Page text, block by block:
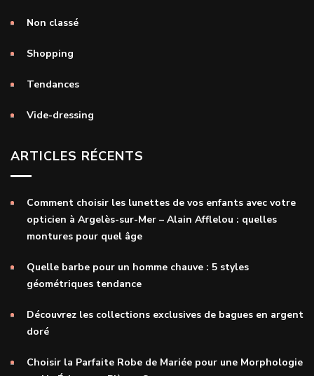
Non classé
Shopping
Tendances
Vide-dressing
ARTICLES RÉCENTS
Comment choisir les lunettes de vos enfants avec votre
opticien à Argelès-sur-Mer – Alain Afflelou : quelles
montures pour quel âge
Quelle barbe pour un homme chauve : 5 styles
géométriques tendance
Découvrez les collections exclusives de bagues en argent
doré
Choisir la Parfaite Robe de Mariée pour une Morphologie